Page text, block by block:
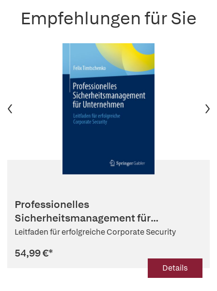
Empfehlungen für Sie
Professionelles
Sicherheitsmanagement für
Unternehmen
Leitfaden für erfolgreiche Corporate Security
54,99 €*
Details